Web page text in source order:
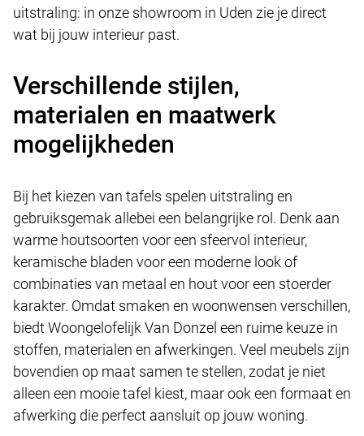
uitstraling: in onze showroom in Uden zie je direct
wat bij jouw interieur past.
Verschillende stijlen,
materialen en maatwerk
mogelijkheden
Bij het kiezen van tafels spelen uitstraling en
gebruiksgemak allebei een belangrijke rol. Denk aan
warme houtsoorten voor een sfeervol interieur,
keramische bladen voor een moderne look of
combinaties van metaal en hout voor een stoerder
karakter. Omdat smaken en woonwensen verschillen,
biedt Woongelofelijk Van Donzel een ruime keuze in
stoffen, materialen en afwerkingen. Veel meubels zijn
bovendien op maat samen te stellen, zodat je niet
alleen een mooie tafel kiest, maar ook een formaat en
afwerking die perfect aansluit op jouw woning.